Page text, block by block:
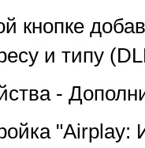
кнопке
и типу
-
"Airplay: